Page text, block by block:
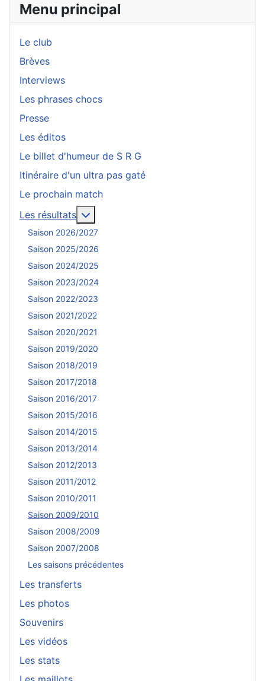
Menu principal
Le club
Brèves
Interviews
Les phrases chocs
Presse
Les éditos
Le billet d'humeur de S R G
Itinéraire d'un ultra pas gaté
Le prochain match
Les résultats
Saison 2026/2027
Saison 2025/2026
Saison 2024/2025
Saison 2023/2024
Saison 2022/2023
Saison 2021/2022
Saison 2020/2021
Saison 2019/2020
Saison 2018/2019
Saison 2017/2018
Saison 2016/2017
Saison 2015/2016
Saison 2014/2015
Saison 2013/2014
Saison 2012/2013
Saison 2011/2012
Saison 2010/2011
Saison 2009/2010
Saison 2008/2009
Saison 2007/2008
Les saisons précédentes
Les transferts
Les photos
Souvenirs
Les vidéos
Les stats